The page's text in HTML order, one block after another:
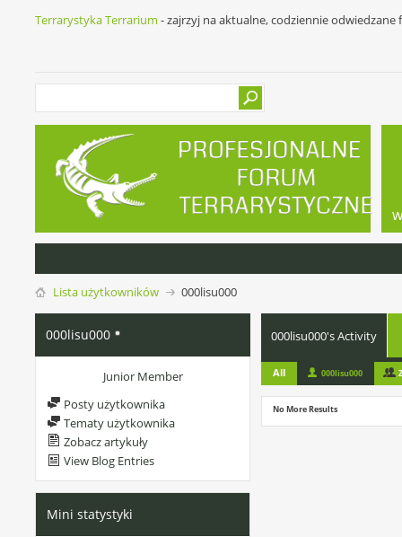
Terrarystyka Terrarium - zajrzyj na aktualne, codziennie
Lista użytkowników 000lisu000
000lisu000
Junior Member
Posty użytkownika
Tematy użytkownika
Zobacz artykuły
View Blog Entries
Mini statystyki
000lisu000's Activity
All 000lisu000
No More Results